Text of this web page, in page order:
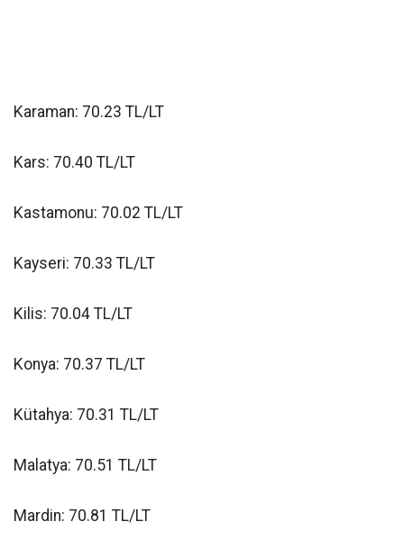
Karaman: 70.23 TL/LT
Kars: 70.40 TL/LT
Kastamonu: 70.02 TL/LT
Kayseri: 70.33 TL/LT
Kilis: 70.04 TL/LT
Konya: 70.37 TL/LT
Kütahya: 70.31 TL/LT
Malatya: 70.51 TL/LT
Mardin: 70.81 TL/LT